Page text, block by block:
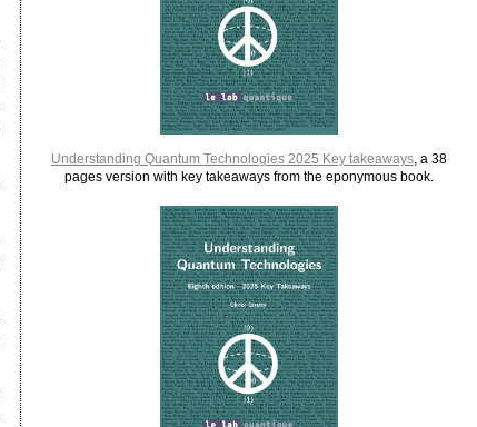
Understanding Quantum Technologies 2025 Key takeaways, a 38
pages version with key takeaways from the eponymous book.